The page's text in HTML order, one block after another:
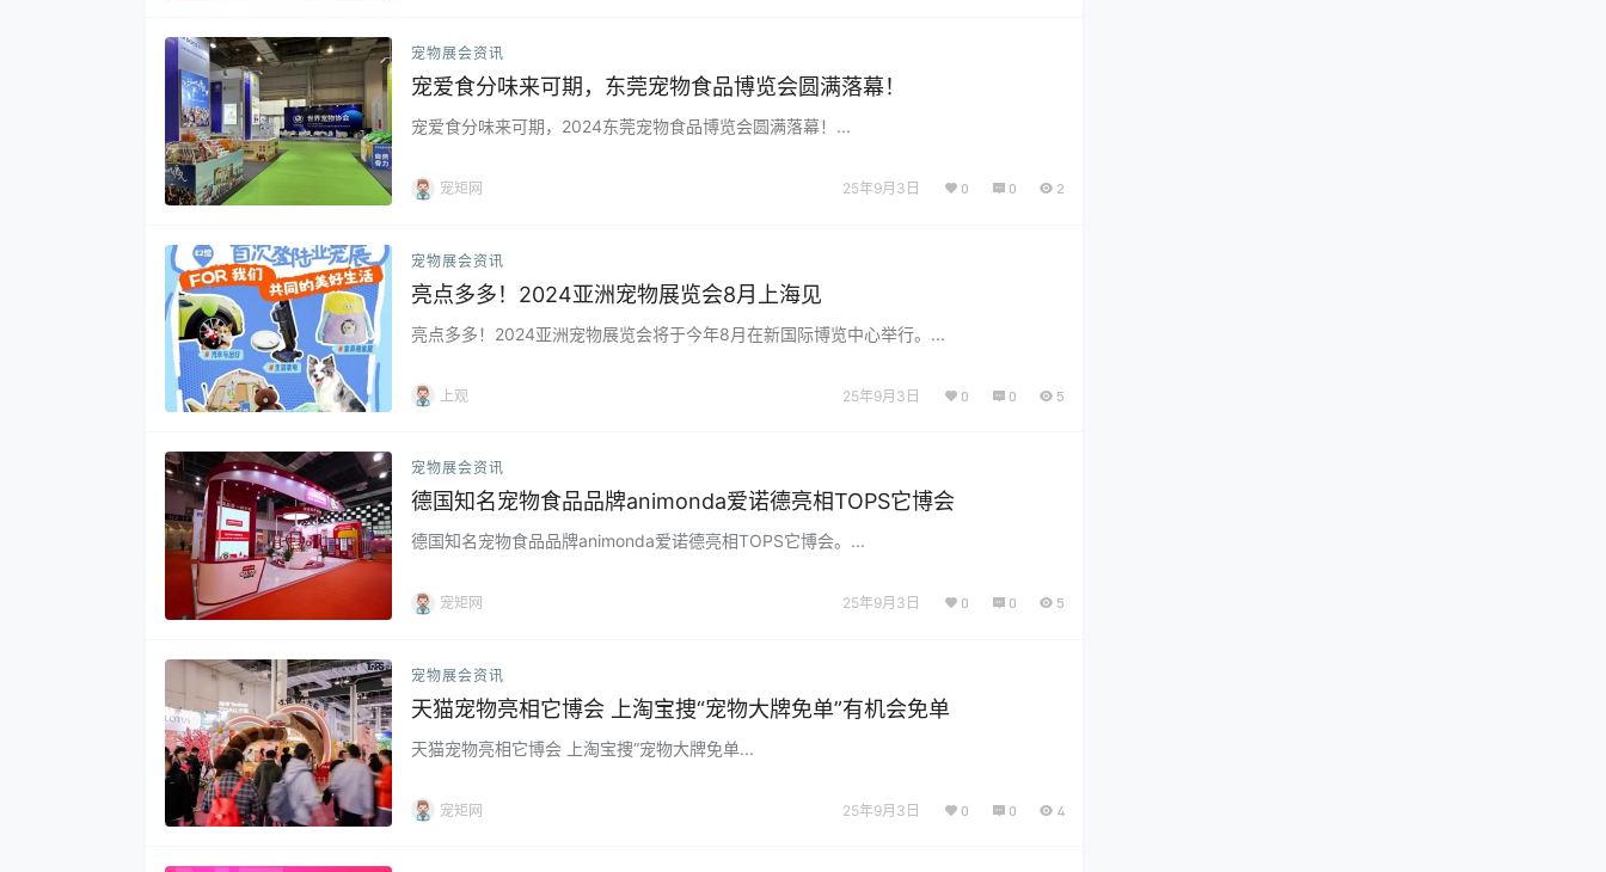
宠物展会资讯
宠爱食分味来可期，东莞宠物食品博览会圆满落幕！
宠爱食分味来可期，2024东莞宠物食品博览会圆满落幕！...
宠矩网 25年9月3日 0 0 2
宠物展会资讯
亮点多多！2024亚洲宠物展览会8月上海见
亮点多多！2024亚洲宠物展览会将于今年8月在新国际博览中心举行。...
上观 25年9月3日 0 0 5
宠物展会资讯
德国知名宠物食品品牌animonda爱诺德亮相TOPS它博会
德国知名宠物食品品牌animonda爱诺德亮相TOPS它博会。...
宠矩网 25年9月3日 0 0 5
宠物展会资讯
天猫宠物亮相它博会 上淘宝捜“宠物大牌免单”有机会免单
天猫宠物亮相它博会 上淘宝捜“宠物大牌免单...
宠矩网 25年9月3日 0 0 4